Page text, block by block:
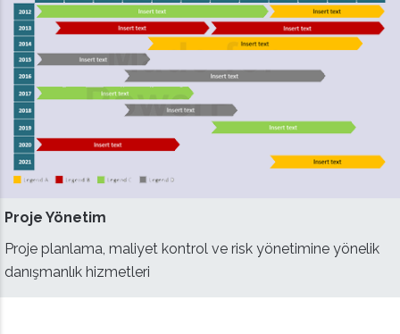
Proje Yönetim
Proje planlama, maliyet kontrol ve risk yönetimine yönelik
danışmanlık hizmetleri